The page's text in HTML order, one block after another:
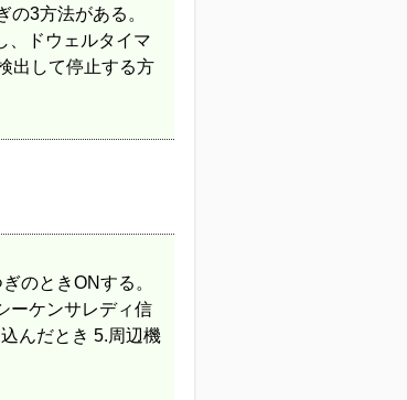
3方法がある。
、ドウェルタイマ
出して停止する方
のときONする。
ーケンサレディ信
んだとき 5.周辺機